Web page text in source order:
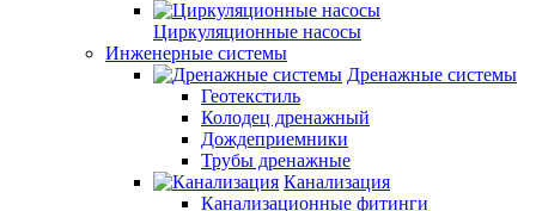
Циркуляционные насосы
Инженерные системы
Дренажные системы
Геотекстиль
Колодец дренажный
Дождеприемники
Трубы дренажные
Канализация
Канализационные фитинги